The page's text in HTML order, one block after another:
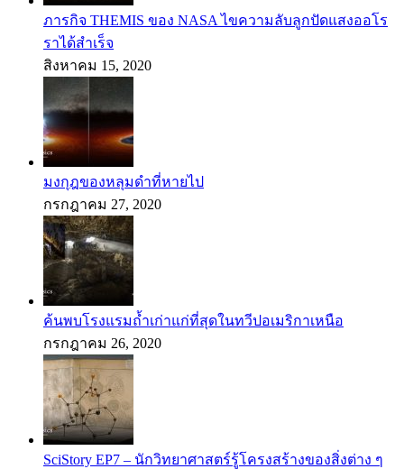
ภารกิจ THEMIS ของ NASA ไขความลับลูกปัดแสงออโร
ราได้สำเร็จ
สิงหาคม 15, 2020
มงกุฎของหลุมดำที่หายไป
กรกฎาคม 27, 2020
ค้นพบโรงแรมถ้ำเก่าแก่ที่สุดในทวีปอเมริกาเหนือ
กรกฎาคม 26, 2020
SciStory EP7 – นักวิทยาศาสตร์รู้โครงสร้างของสิ่งต่าง ๆ